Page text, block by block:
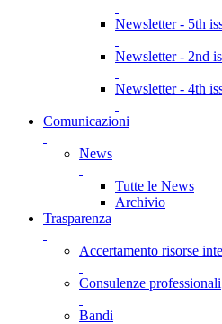
Newsletter - 5th
Newsletter - 2nd
Newsletter - 4th
Comunicazioni
News
Tutte le News
Archivio
Trasparenza
Accertamento risorse
Consulenze professionali
Bandi